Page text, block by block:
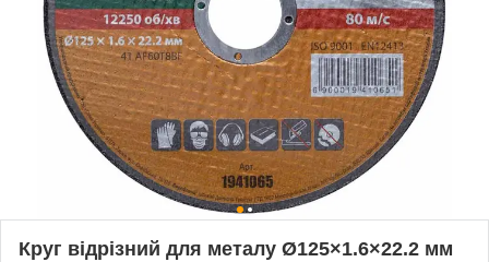
Круг відрізний для металу Ø125×1.6×22.2 мм